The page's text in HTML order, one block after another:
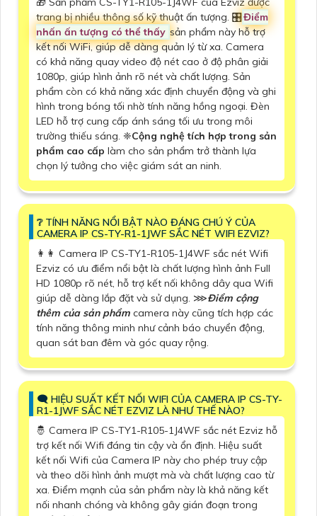
trang bị nhiều thông số kỹ thuật ấn tượng. 🎛 Điểm
nhấn ấn tượng có thể thấy sản phẩm này hỗ trợ
kết nối WiFi, giúp dễ dàng quản lý từ xa. Camera
có khả năng quay video độ nét cao ở độ phân giải
1080p, giúp hình ảnh rõ nét và chất lượng. Sản
phẩm còn có khả năng xác định chuyển động và ghi
hình trong bóng tối nhờ tính năng hồng ngoại. Đèn
LED hỗ trợ cung cấp ánh sáng tối ưu trong môi
trường thiếu sáng. ❈Cộng nghệ tích hợp trong sản
phẩm cao cấp làm cho sản phẩm trở thành lựa
chọn lý tưởng cho việc giám sát an ninh.
❔ TÍNH NĂNG NỔI BẬT NÀO ĐÁNG CHÚ Ý CỦA
CAMERA IP CS-TY-R1-1JWF SẮC NÉT WIFI EZVIZ?
️👩‍👩 Camera IP CS-TY1-R105-1J4WF sắc nét Wifi
Ezviz có ưu điểm nổi bật là chất lượng hình ảnh Full
HD 1080p rõ nét, hỗ trợ kết nối không dây qua Wifi
giúp dễ dàng lắp đặt và sử dụng. ⋙Điểm cộng
thêm của sản phẩm camera này cũng tích hợp các
tính năng thông minh như cảnh báo chuyển động,
quan sát ban đêm và góc quay rộng.
🗨️ HIỆU SUẤT KẾT NỐI WIFI CỦA CAMERA IP CS-TY-
R1-1JWF SẮC NÉT EZVIZ LÀ NHƯ THẾ NÀO?
🤴 Camera IP CS-TY1-R105-1J4WF sắc nét Ezviz hỗ
trợ kết nối Wifi đáng tin cậy và ổn định. Hiệu suất
kết nối Wifi của Camera IP này cho phép truy cập
và theo dõi hình ảnh mượt mà và chất lượng cao từ
xa. Điểm mạnh của sản phẩm này là khả năng kết
nối nhanh chóng và không gây gián đoạn trong